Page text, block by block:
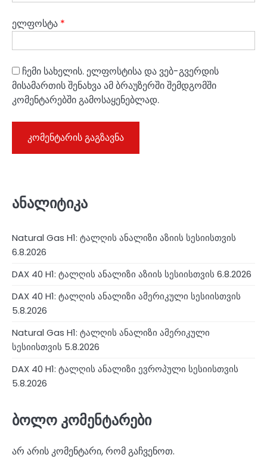
ელფოსტა *
ჩემი სახელის. ელფოსტისა და ვებ-გვერდის
მისამართის შენახვა ამ ბრაუზერში შემდგომში
კომენტარებში გამოსაყენებლად.
ანალიტიკა
Natural Gas H1: ტალღის ანალიზი აზიის სესიისთვის
6.8.2026
DAX 40 H1: ტალღის ანალიზი აზიის სესიისთვის 6.8.2026
DAX 40 H1: ტალღის ანალიზი ამერიკული სესიისთვის
5.8.2026
Natural Gas H1: ტალღის ანალიზი ამერიკული
სესიისთვის 5.8.2026
DAX 40 H1: ტალღის ანალიზი ევროპული სესიისთვის
5.8.2026
ბოლო კომენტარები
არ არის კომენტარი, რომ გაჩვენოთ.